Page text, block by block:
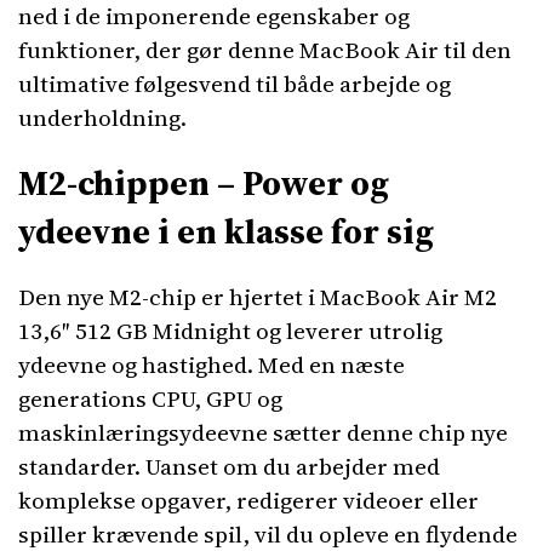
ned i de imponerende egenskaber og
funktioner, der gør denne MacBook Air til den
ultimative følgesvend til både arbejde og
underholdning.
M2-chippen – Power og
ydeevne i en klasse for sig
Den nye M2-chip er hjertet i MacBook Air M2
13,6″ 512 GB Midnight og leverer utrolig
ydeevne og hastighed. Med en næste
generations CPU, GPU og
maskinlæringsydeevne sætter denne chip nye
standarder. Uanset om du arbejder med
komplekse opgaver, redigerer videoer eller
spiller krævende spil, vil du opleve en flydende